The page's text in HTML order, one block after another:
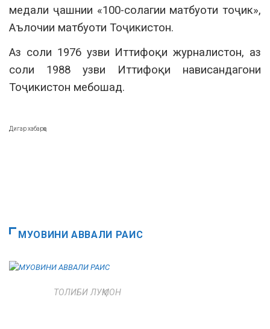
медали ҷашнии «100-солагии матбуоти тоҷик»,
Аълочии матбуоти Тоҷикистон.
Аз соли 1976 узви Иттифоқи журналистон, аз
соли 1988 узви Иттифоқи нависандагони
Тоҷикистон мебошад.
Дигар хабарҳо
МУОВИНИ АВВАЛИ РАИС
ТОЛИБИ ЛУҚМОН